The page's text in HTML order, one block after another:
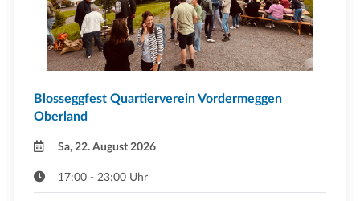
Blosseggfest Quartierverein Vordermeggen
Oberland
Sa, 22. August 2026
17:00 - 23:00 Uhr